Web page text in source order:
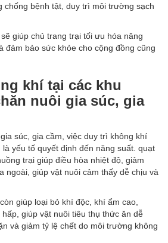
chống bệnh tật, duy trì môi trường sạch
giúp chủ trang trại tối ưu hóa năng
đảm bảo sức khỏe cho cộng đồng cũng
khí tại các khu
nuôi gia súc, gia
súc, gia cầm, việc duy trì không khí
yếu tố quyết định đến năng suất. quạt
trại giúp điều hòa nhiệt độ, giảm
ngoài, giúp vật nuôi cảm thấy dễ chịu và
giúp loại bỏ khí độc, khí ẩm cao,
giúp vật nuôi tiêu thụ thức ăn dễ
và giảm tỷ lệ chết do môi trường không